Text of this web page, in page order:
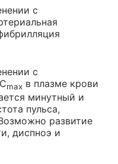
с
с
max в плазме крови
минутный и
пульса,
развитие
диспноэ и